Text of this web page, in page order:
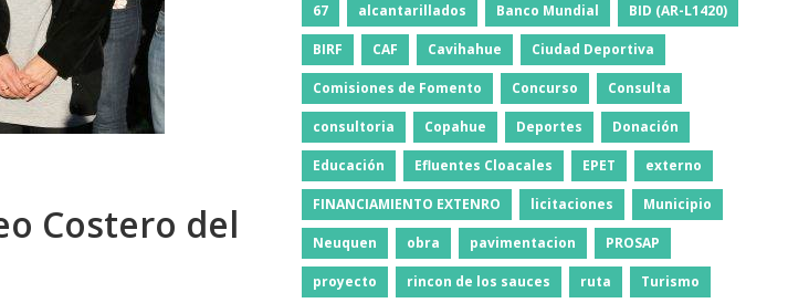
Costero del
67 alcantarillados Banco Mundial BID (AR-L1420)
BIRF CAF Cavihahue Ciudad Deportiva
Comisiones de Fomento Concurso Consulta
consultoria Copahue Deportes Donación
Educación Efluentes Cloacales EPET externo
FINANCIAMIENTO EXTENRO licitaciones Municipio
Neuquen obra pavimentacion PROSAP
proyecto rincon de los sauces ruta Turismo